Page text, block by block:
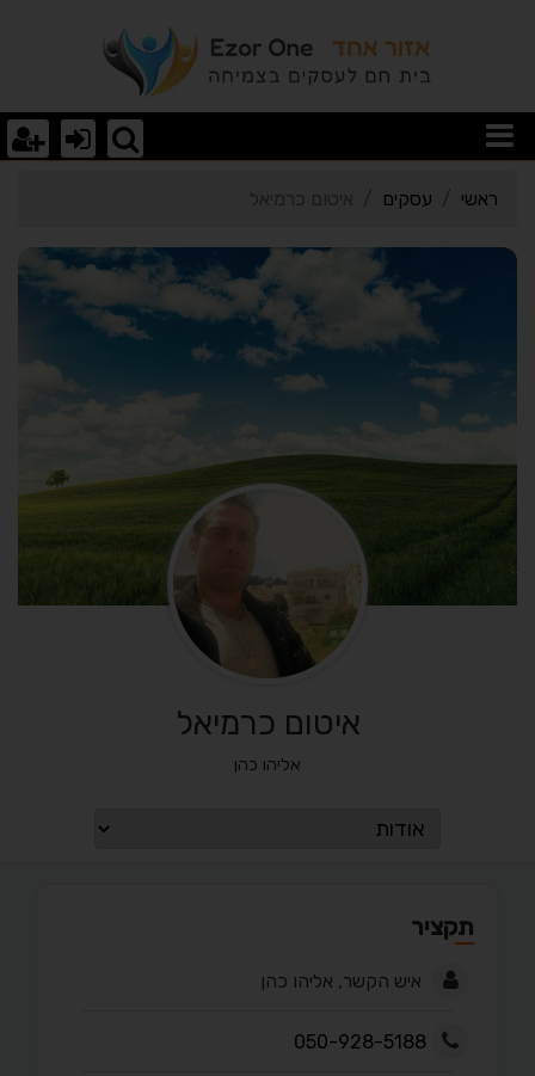
פרטי כרטיס העסק איטום
ראשי עסקים איטום כרמיאל
איטום כרמיאל
אליהו כהן
תקציר
איש הקשר, אליהו כהן
050-928-5188